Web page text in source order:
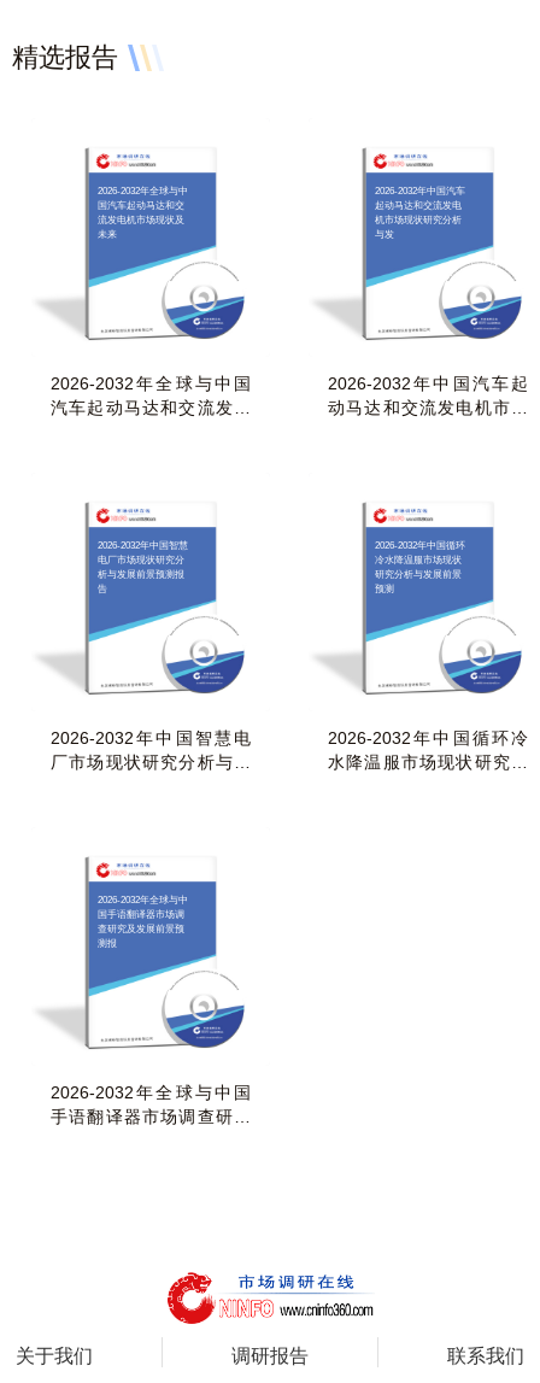
精选报告
2026-2032年全球与中
国汽车起动马达和交
流发电机市场现状及
未来
2026-2032年全球与中国
汽车起动马达和交流发电
2026-2032年中国汽车
起动马达和交流发电
机市场现状研究分析
与发
2026-2032年中国汽车起
动马达和交流发电机市场
2026-2032年中国智慧
电厂市场现状研究分
析与发展前景预测报
告
2026-2032年中国智慧电
厂市场现状研究分析与发
2026-2032年中国循环
冷水降温服市场现状
研究分析与发展前景
预测
2026-2032年中国循环冷
水降温服市场现状研究分
2026-2032年全球与中
国手语翻译器市场调
查研究及发展前景预
测报
2026-2032年全球与中国
手语翻译器市场调查研究
关于我们 调研报告 联系我们